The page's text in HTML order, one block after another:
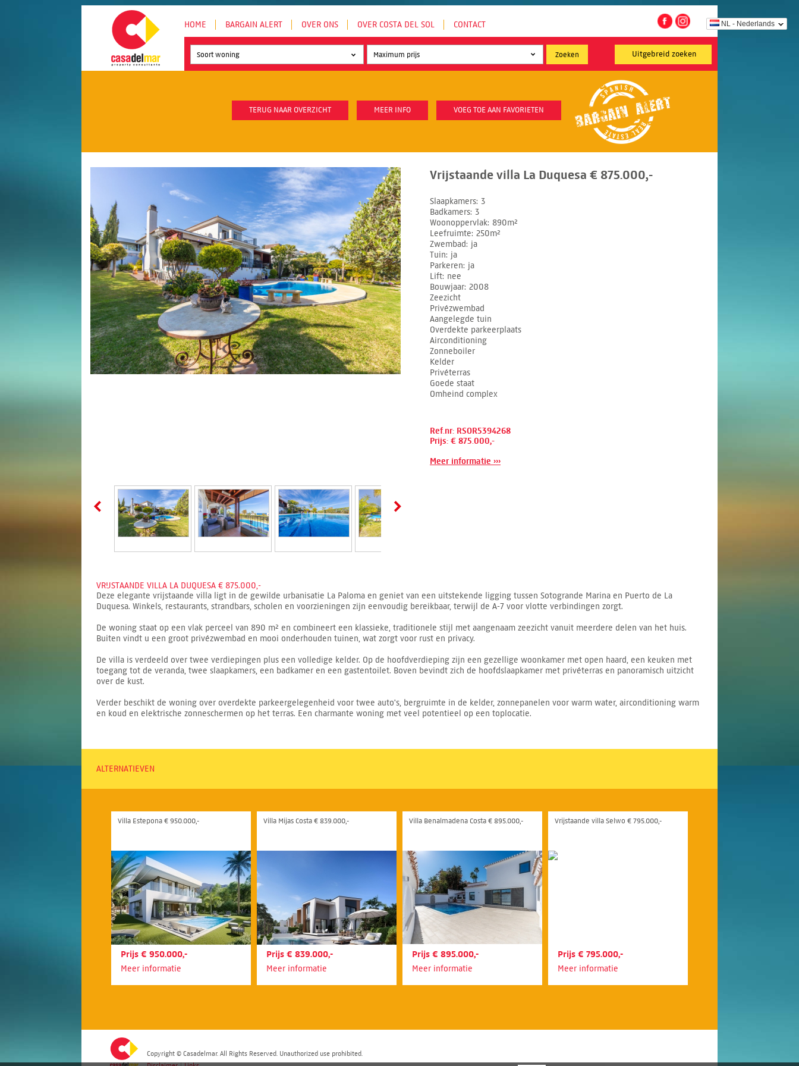
NL - Nederlands
HOME BARGAIN ALERT OVER ONS OVER COSTA DEL SOL CONTACT
Uitgebreid zoeken
Soort woning
TERUG NAAR OVERZICHT MEER INFO VOEG TOE AAN FAVORIETEN
Vrijstaande villa La Duquesa € 875.000,-
Slaapkamers 3
Badkamers 3
Woonoppervlak 890m²
Leefruimte 250m²
Zwembad
ja
Tuin ja
Parkeren ja
Lift nee
Bouwjaar 2008
Zeezicht
Privézwembad
Aangelegde tuin
Overdekte parkeerplaats
Airconditioning
Zonneboiler
Kelder
Privéterras
Goede staat
Omheind complex
Ref.nr: RSOR5394268
Prijs: € 875.000,-
Meer informatie ›››
VRIJSTAANDE VILLA LA DUQUESA € 875.000,-
Deze elegante vrijstaande villa ligt in de gewilde urbanisatie La Paloma en geniet van een uitstekende ligging tussen Sotogrande Marina en Puerto de La
Duquesa. Winkels, restaurants, strandbars, scholen en voorzieningen zijn eenvoudig bereikbaar, terwijl de A-7 voor vlotte verbindingen zorgt.
De woning staat op een vlak perceel van 890 m² en combineert een klassieke, traditionele stijl met aangenaam zeezicht vanuit meerdere delen van het huis.
Buiten vindt u een groot privézwembad en mooi onderhouden tuinen, wat zorgt voor rust en privacy.
De villa is verdeeld over twee verdiepingen plus een volledige kelder. Op de hoofdverdieping zijn een gezellige woonkamer met open haard, een keuken met
toegang tot de veranda, twee slaapkamers, een badkamer en een gastentoilet. Boven bevindt zich de hoofdslaapkamer met privéterras en panoramisch uitzicht
over de kust.
Verder beschikt de woning over overdekte parkeergelegenheid voor twee auto's, bergruimte in de kelder, zonnepanelen voor warm water, airconditioning warm
en koud en elektrische zonneschermen op het terras. Een charmante woning met veel potentieel op een toplocatie.
ALTERNATIEVEN
Villa Estepona € 950.000,-
Prijs € 950.000,-
Meer informatie
Villa Mijas Costa € 839.000,-
Prijs € 839.000,-
Meer informatie
Villa Benalmadena Costa € 895.000,-
Prijs € 895.000,-
Meer informatie
Vrijstaande villa Selwo € 795.000,-
Prijs € 795.000,-
Meer informatie
Copyright © Casadelmar. All Rights Reserved. Unauthorized use prohibited.